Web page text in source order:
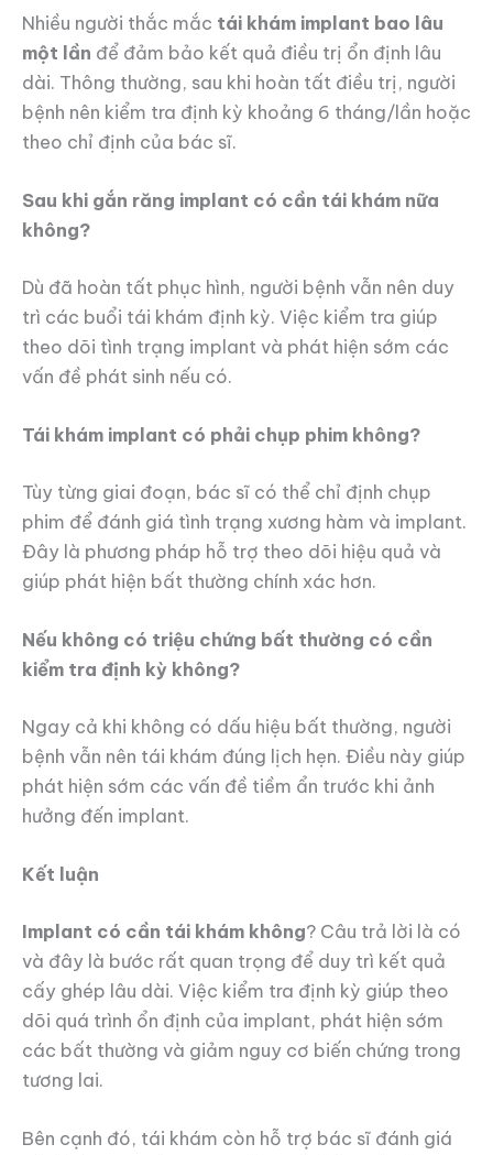
Nhiều người thắc mắc tái khám implant bao lâu
một lần để đảm bảo kết quả điều trị ổn định lâu
dài. Thông thường, sau khi hoàn tất điều trị, người
bệnh nên kiểm tra định kỳ khoảng 6 tháng/lần hoặc
theo chỉ định của bác sĩ.
Sau khi gắn răng implant có cần tái khám nữa
không?
Dù đã hoàn tất phục hình, người bệnh vẫn nên duy
trì các buổi tái khám định kỳ. Việc kiểm tra giúp
theo dõi tình trạng implant và phát hiện sớm các
vấn đề phát sinh nếu có.
Tái khám implant có phải chụp phim không?
Tùy từng giai đoạn, bác sĩ có thể chỉ định chụp
phim để đánh giá tình trạng xương hàm và implant.
Đây là phương pháp hỗ trợ theo dõi hiệu quả và
giúp phát hiện bất thường chính xác hơn.
Nếu không có triệu chứng bất thường có cần
kiểm tra định kỳ không?
Ngay cả khi không có dấu hiệu bất thường, người
bệnh vẫn nên tái khám đúng lịch hẹn. Điều này giúp
phát hiện sớm các vấn đề tiềm ẩn trước khi ảnh
hưởng đến implant.
Kết luận
Implant có cần tái khám không? Câu trả lời là có
và đây là bước rất quan trọng để duy trì kết quả
cấy ghép lâu dài. Việc kiểm tra định kỳ giúp theo
dõi quá trình ổn định của implant, phát hiện sớm
các bất thường và giảm nguy cơ biến chứng trong
tương lai.
Bên cạnh đó, tái khám còn hỗ trợ bác sĩ đánh giá